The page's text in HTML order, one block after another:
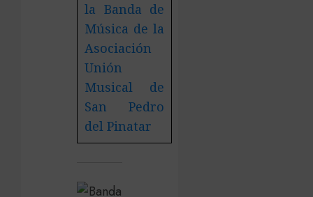
la Banda de
Música de la
Asociación
Unión
Musical de
San Pedro
del Pinatar